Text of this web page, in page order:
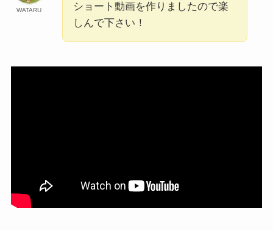
WATARU
ショート動画を作りましたので楽
しんで下さい！